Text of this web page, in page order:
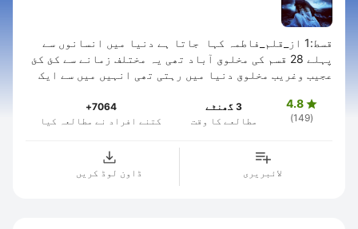
قسط:1 از_قلم_فاطمہ کہا جاتا ہے دنیا میں انسانوں سے
پہلے 28 قسم کی مخلوق آباد تھی یہ مختلف زمانے سے کئ کئ
عجیب وغریب مخلوق دنیا میں رہتی تھی انہیں میں سے ایک

4.8
(149)
3 گھنٹے
مطالعے کا وقت
7064+
کتنے افراد نے مطالعہ کیا
لائبریری ڈاون لوڈ کریں